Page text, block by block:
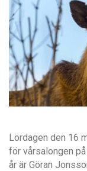
Lördagen den 16
för vårsalongen
år är Göran